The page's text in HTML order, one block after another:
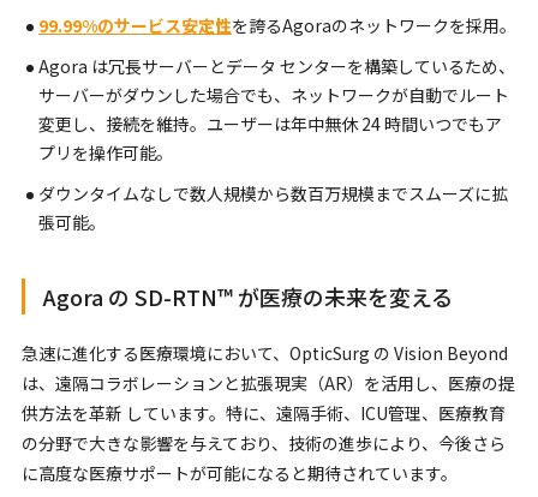
99.99%のサービス安定性を誇るAgoraのネットワークを採用。
Agora は冗長サーバーとデータ センターを構築しているため、
サーバーがダウンした場合でも、ネットワークが自動でルート
変更し、接続を維持。ユーザーは年中無休 24 時間いつでもア
プリを操作可能。
ダウンタイムなしで数人規模から数百万規模までスムーズに拡
張可能。
Agora の SD-RTN™ が医療の未来を変える
急速に進化する医療環境において、OpticSurg の Vision Beyond
は、遠隔コラボレーションと拡張現実（AR）を活用し、医療の提
供方法を革新 しています。特に、遠隔手術、ICU管理、医療教育
の分野で大きな影響を与えており、技術の進歩により、今後さら
に高度な医療サポートが可能になると期待されています。